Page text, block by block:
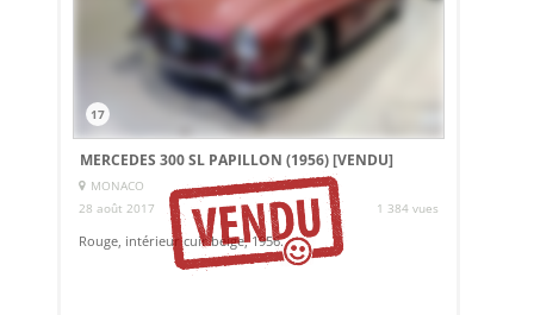
17
MERCEDES 300 SL PAPILLON (1956)[VENDU]
MONACO
28 août 2017
1 384 vues
Rouge, intérieur cuir beige, 1956.